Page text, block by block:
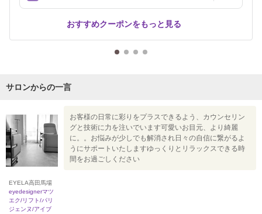
おすすめクーポンをもっと見る
サロンからの一言
EYELA高田馬場
eyedesignerマツ
エク/リフト/パリ
ジェンヌ/アイブ
お客様の日常に彩りをプラスできるよう、カウンセリン
グと技術に力を注いでいます可愛いお目元、より綺麗
に。。お悩みが少しでも解消され日々の自信に繋がるよ
うにサポートいたしますゆっくりとリラックスできる時
間をお過ごしください